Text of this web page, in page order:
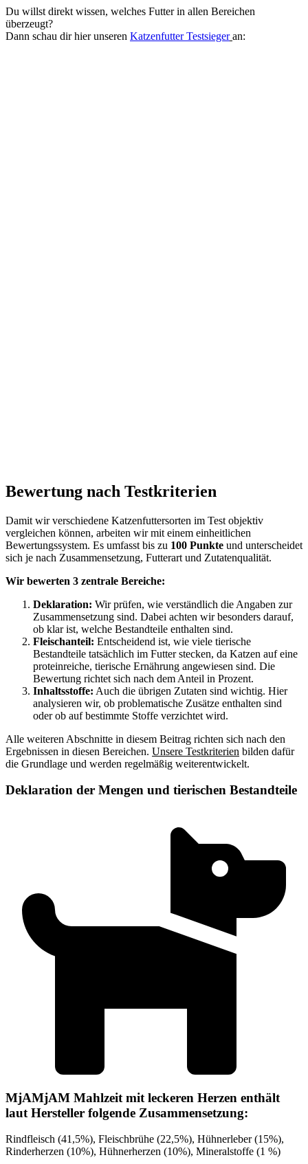
Du willst direkt wissen, welches Futter in allen Bereichen
überzeugt?
Dann schau dir hier unseren Katzenfutter Testsieger an:
Bewertung nach Testkriterien
Damit wir verschiedene Katzenfuttersorten im Test objektiv
vergleichen können, arbeiten wir mit einem einheitlichen
Bewertungssystem. Es umfasst bis zu 100 Punkte und unterscheidet
sich je nach Zusammensetzung, Futterart und Zutatenqualität.
Wir bewerten 3 zentrale Bereiche:
Deklaration: Wir prüfen, wie verständlich die Angaben zur
Zusammensetzung sind. Dabei achten wir besonders darauf,
ob klar ist, welche Bestandteile enthalten sind.
Fleischanteil: Entscheidend ist, wie viele tierische
Bestandteile tatsächlich im Futter stecken, da Katzen auf eine
proteinreiche, tierische Ernährung angewiesen sind. Die
Bewertung richtet sich nach dem Anteil in Prozent.
Inhaltsstoffe: Auch die übrigen Zutaten sind wichtig. Hier
analysieren wir, ob problematische Zusätze enthalten sind
oder ob auf bestimmte Stoffe verzichtet wird.
Alle weiteren Abschnitte in diesem Beitrag richten sich nach den
Ergebnissen in diesen Bereichen. Unsere Testkriterien bilden dafür
die Grundlage und werden regelmäßig weiterentwickelt.
Deklaration der Mengen und tierischen Bestandteile
MjAMjAM Mahlzeit mit leckeren Herzen enthält
laut Hersteller folgende Zusammensetzung:
Rindfleisch (41,5%), Fleischbrühe (22,5%), Hühnerleber (15%),
Rinderherzen (10%), Hühnerherzen (10%), Mineralstoffe (1 %)